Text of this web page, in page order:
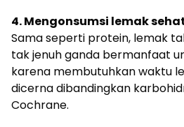
4. Mengonsumsi lemak
Sama seperti protein, lemak
tak jenuh ganda bermanfaat
karena membutuhkan waktu
dicerna dibandingkan
Cochrane.